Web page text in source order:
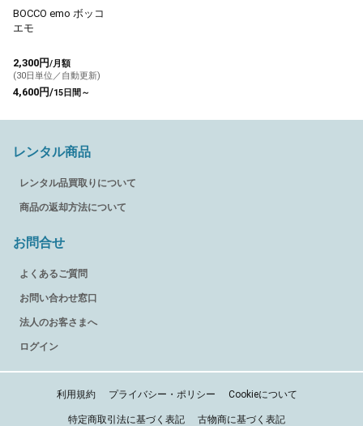
BOCCO emo ボッコ
エモ
2,300円/月額
(30日単位／自動更新)
4,600円/15日間～
レンタル商品
レンタル品買取りについて
商品の返却方法について
お問合せ
よくあるご質問
お問い合わせ窓口
法人のお客さまへ
ログイン
利用規約 プライバシー・ポリシー Cookieについて
特定商取引法に基づく表記 古物商に基づく表記